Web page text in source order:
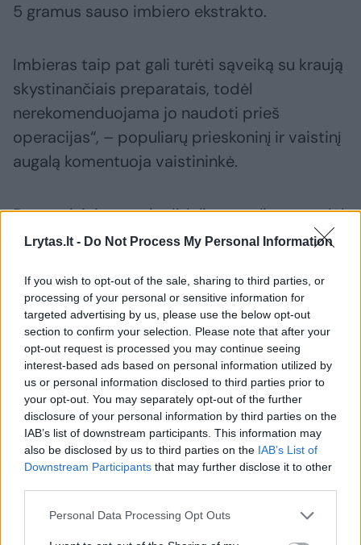
Lrytas.lt - Do Not Process My Personal Information
If you wish to opt-out of the sale, sharing to third parties, or
processing of your personal or sensitive information for
targeted advertising by us, please use the below opt-out
section to confirm your selection. Please note that after your
opt-out request is processed you may continue seeing
interest-based ads based on personal information utilized by
us or personal information disclosed to third parties prior to
your opt-out. You may separately opt-out of the further
disclosure of your personal information by third parties on the
IAB’s list of downstream participants. This information may
also be disclosed by us to third parties on the IAB’s List of
Downstream Participants that may further disclose it to other
Personal Data Processing Opt Outs
5 gramus sauso imbiero ekstrakto.
Imbieras taip pat gali turėti sąveiką su kraują
skystinančiais preparatais, todėl
nerekomenduojama jo naudoti prieš
operacijas“, – populiarų prieskoninį ir vaistinį
augalą komentuoja vaistininkė.
Pastaraisiais metais didelio populiarumo, dėl
savo toksinių savybių, sulaukusi pankolių
greitinančių, apetitą reguliuojančių, virškinimą
gerinančių bei gleivių pasišalinimą iš
kvėpavimo takų skatinančių savybių, tačiau
padeda reguliuoti ir vidurių pūtimą, stresą,
menstruacinį skausmą. Vis dėlto aukštą
onkologinių susirgimų riziką turintiems
žmonėms šio augalo arbatos vertėtų vengti.
Vaistininkės teigimu, geriausias patarimas
žmonėms, nuolat vartojantiems įvairias